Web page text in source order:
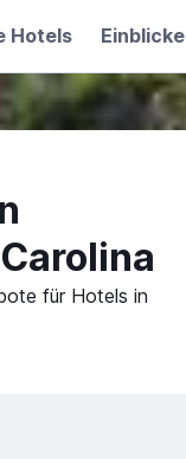
Hotels Einblicke
für Hotels in